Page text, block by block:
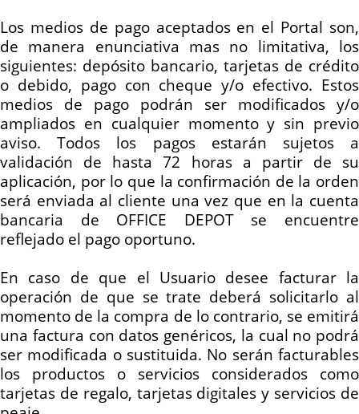
Los medios de pago aceptados en el Portal son,
de manera enunciativa mas no limitativa, los
siguientes: depósito bancario, tarjetas de crédito
o debido, pago con cheque y/o efectivo. Estos
medios de pago podrán ser modificados y/o
ampliados en cualquier momento y sin previo
aviso. Todos los pagos estarán sujetos a
validación de hasta 72 horas a partir de su
aplicación, por lo que la confirmación de la orden
será enviada al cliente una vez que en la cuenta
bancaria de OFFICE DEPOT se encuentre
reflejado el pago oportuno.
En caso de que el Usuario desee facturar la
operación de que se trate deberá solicitarlo al
momento de la compra de lo contrario, se emitirá
una factura con datos genéricos, la cual no podrá
ser modificada o sustituida. No serán facturables
los productos o servicios considerados como
tarjetas de regalo, tarjetas digitales y servicios de